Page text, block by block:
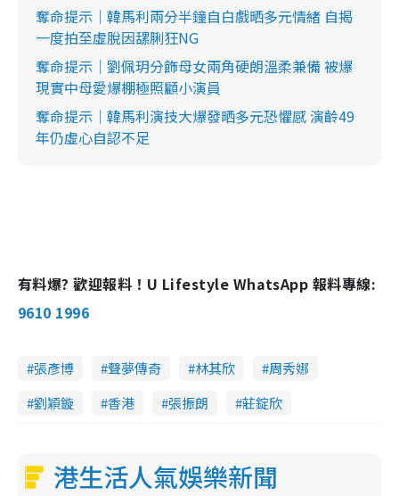
奪命提示｜韓馬利兩分半鐘自白戲晒多元情緒 自揭
一度拍至虛脫因𦧲脷狂NG
奪命提示｜劉佩玥分飾母女兩角硬朗溫柔兼備 被爆
現實中母愛爆棚極照顧小演員
奪命提示｜韓馬利演技大爆發晒多元恐懼感 演齡49
年仍虛心自認不足
有料爆? 歡迎報料！U Lifestyle WhatsApp 報料專線:
9610 1996
張彥博 聲夢傳奇 林其欣
周秀娜
劉穎鏇
香港 張振朗 莊錠欣
港生活人氣娛樂新聞